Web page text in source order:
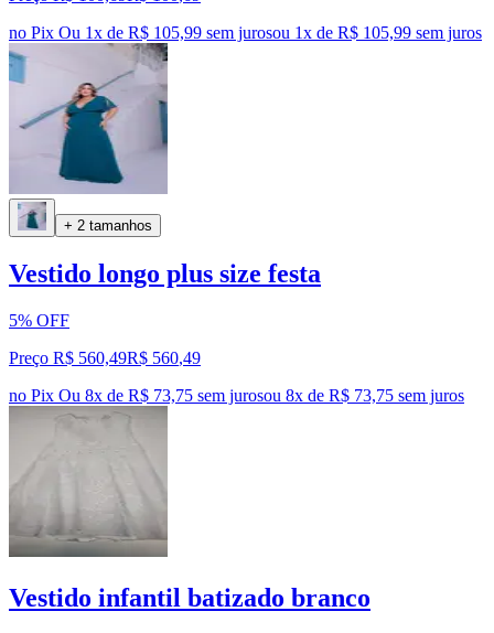
no Pix Ou 1x de R$ 105,99 sem jurosou 1x de R$ 105,99 sem juros
+ 2 tamanhos
Vestido longo plus size festa
5% OFF
Preço R$ 560,49R$ 560,49
no Pix Ou 8x de R$ 73,75 sem jurosou 8x de R$ 73,75 sem juros
Vestido infantil batizado branco